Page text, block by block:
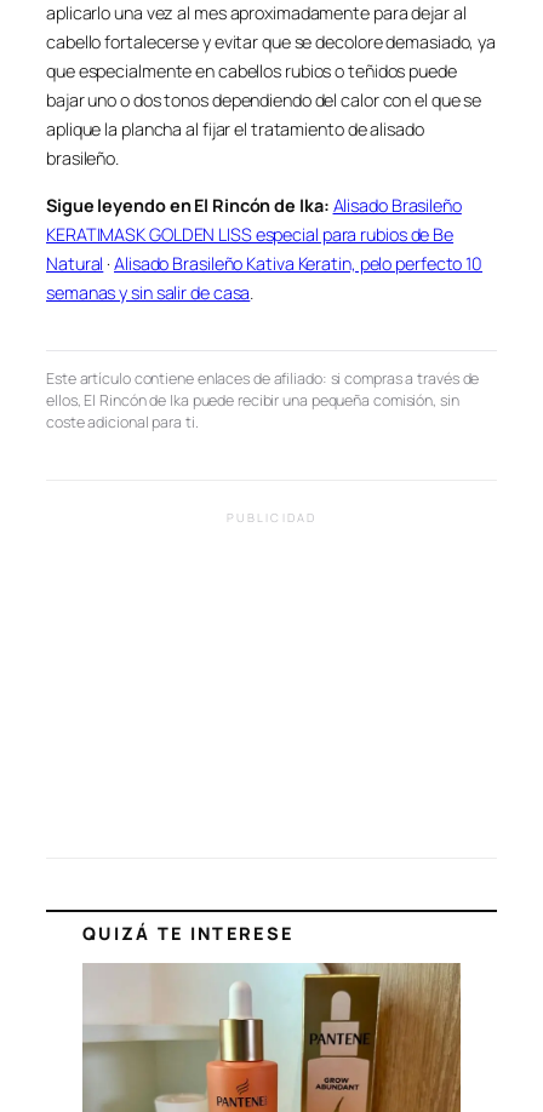
aplicarlo una vez al mes aproximadamente para dejar al
cabello fortalecerse y evitar que se decolore demasiado, ya
que especialmente en cabellos rubios o teñidos puede
bajar uno o dos tonos dependiendo del calor con el que se
aplique la plancha al fijar el tratamiento de alisado
brasileño.
Sigue leyendo en El Rincón de Ika: Alisado Brasileño
KERATIMASK GOLDEN LISS especial para rubios de Be
Natural ·Alisado Brasileño Kativa Keratin, pelo perfecto 10
semanas y sin salir de casa
Este artículo contiene enlaces de afiliado: si compras a través de
ellos, El Rincón de Ika puede recibir una pequeña comisión, sin
coste adicional para ti.
PUBLICIDAD
QUIZÁ TE INTERESE